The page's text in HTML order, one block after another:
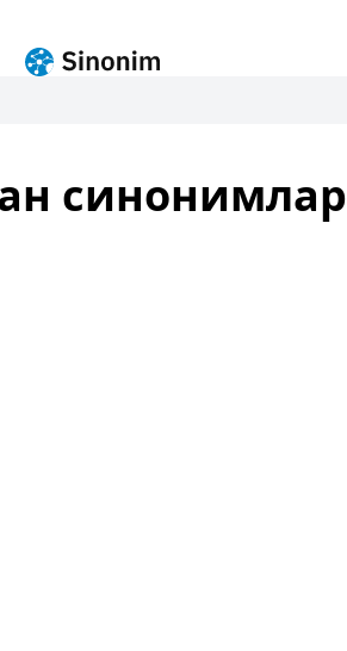
синонимлар